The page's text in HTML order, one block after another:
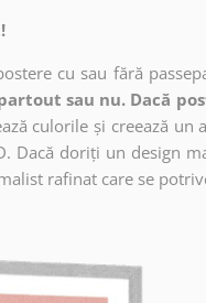
cu sau fără
sau nu. Dacă
culorile și creează
Dacă doriți un design
rafinat care se